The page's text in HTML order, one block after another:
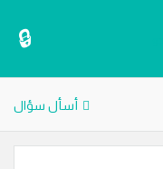
أسأل سؤال